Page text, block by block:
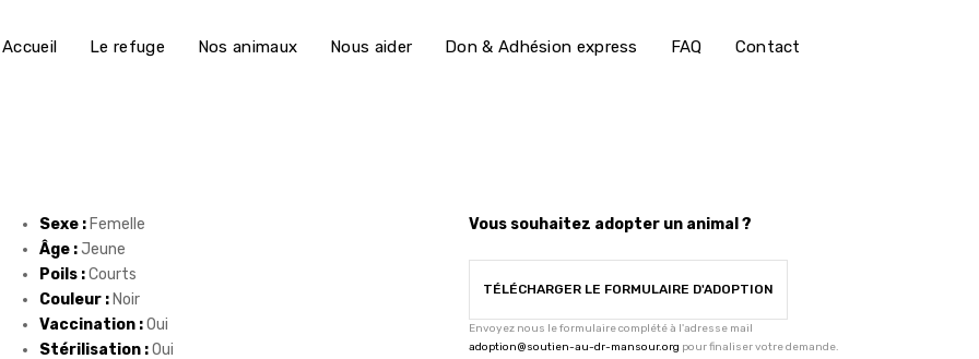
Accueil Le refuge Nos animaux Nous aider Don & Adhésion express FAQ Contact
Sexe : Femelle
Âge :Jeune
Poils :Courts
Couleur : Noir
Vaccination :Oui
Stérilisation :Oui
Vous souhaitez adopter un animal ?
TÉLÉCHARGER LE FORMULAIRE D'ADOPTION
Envoyez nous le formulaire complété à l'adresse mail
adoption@soutien-au-dr-mansour.org pour finaliser votre demande.